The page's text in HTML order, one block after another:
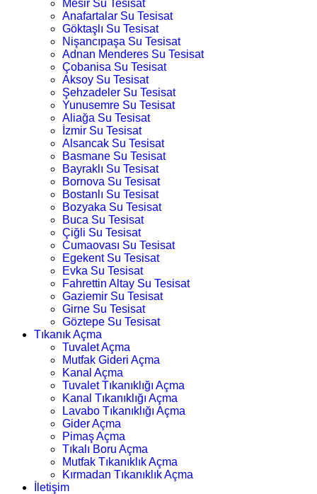
Mesir Su Tesisat
Anafartalar Su Tesisat
Göktaşlı Su Tesisat
Nişancıpaşa Su Tesisat
Adnan Menderes Su Tesisat
Çobanisa Su Tesisat
Aksoy Su Tesisat
Şehzadeler Su Tesisat
Yunusemre Su Tesisat
Aliağa Su Tesisat
İzmir Su Tesisat
Alsancak Su Tesisat
Basmane Su Tesisat
Bayraklı Su Tesisat
Bornova Su Tesisat
Bostanlı Su Tesisat
Bozyaka Su Tesisat
Buca Su Tesisat
Çiğli Su Tesisat
Cumaovası Su Tesisat
Egekent Su Tesisat
Evka Su Tesisat
Fahrettin Altay Su Tesisat
Gaziemir Su Tesisat
Girne Su Tesisat
Göztepe Su Tesisat
Tıkanık Açma
Tuvalet Açma
Mutfak Gideri Açma
Kanal Açma
Tuvalet Tıkanıklığı Açma
Kanal Tıkanıklığı Açma
Lavabo Tıkanıklığı Açma
Gider Açma
Pimaş Açma
Tıkalı Boru Açma
Mutfak Tıkanıklık Açma
Kırmadan Tıkanıklık Açma
İletişim